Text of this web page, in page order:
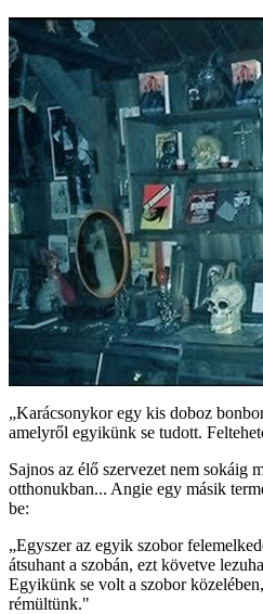
„Karácsonykor egy kis doboz
amelyről egyikünk se tudott.
Sajnos az élő szervezet nem sokáig
otthonukban... Angie egy másik
be:
„Egyszer az egyik szobor
átsuhant a szobán, ezt követve
Egyikünk se volt a szobor
rémültünk."